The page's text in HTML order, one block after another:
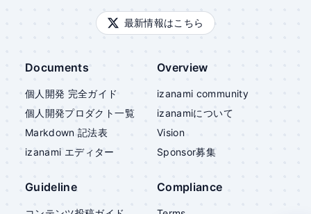
最新情報はこちら
Documents
個人開発 完全ガイド
個人開発プロダクト一覧
Markdown 記法表
izanami エディター
Overview
izanami community
izanamiについて
Vision
Sponsor募集
Guideline Compliance